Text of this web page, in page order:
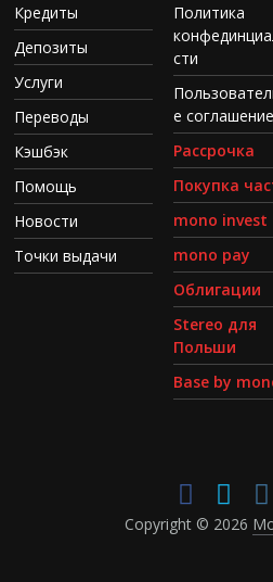
Кредиты
Депозиты
Услуги
Переводы
Кэшбэк
Помощь
Новости
Точки выдачи
Политика
сти
е соглашение
Рассрочка
Покупка
mono invest
mono pay
Облигации
Stereo для
Польши
Base by
Copyright © 2026